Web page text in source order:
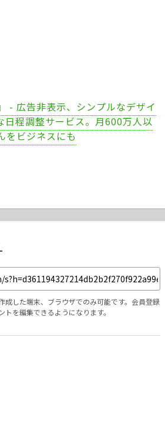
- 広告非表示、シンプルなデザイ
日程調整サービス。月600万人以
をビジネスにも
した端末、ブラウザでのみ可能です。会員登録
を編集できるようになります。